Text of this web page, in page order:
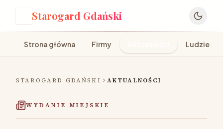
Starogard Gdański
Strona główna Firmy Ludzie
STAROGARD GDAŃSKI AKTUALNOŚCI
WYDANIE MIEJSKIE